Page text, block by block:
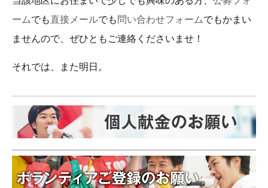
ームでも直接メールでも 問い合わせフォームでもかまい
ませんので、ぜひともご連絡くださいませ！
それでは、また明日。